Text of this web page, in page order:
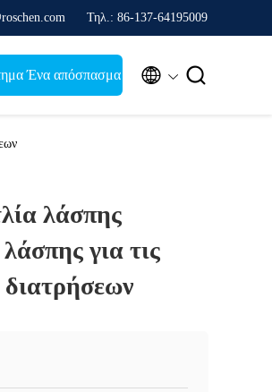
Τηλ.: 86-137-64195009
Ένα απόσπασμα  
λάσπης
για τις